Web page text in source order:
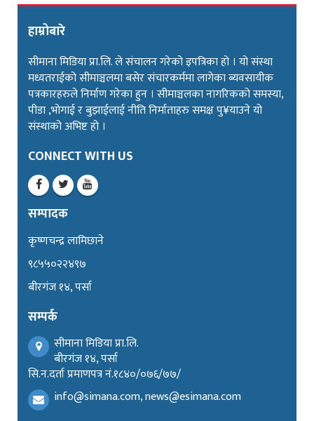
हाम्रोबारे
सीमाना मिडिया प्रा.लि. ले संचालन गरेको इपत्रिका हो । यो संस्था
मध्यतराईको सीमाञ्चलमा बसेर संचारकर्ममा लागेका ब्यवसायीक
पत्रकारहरुले निर्माण गरेका हुन । सीमाञ्चलका नागरिकको समस्या,
पीडा ,भोगाई र बुझाईलाई नीति निर्माताहरु समक्ष पु¥याउने यो
संस्थाको अभिष्ट हो ।
CONNECT WITH US
सम्पादक
कृष्णचन्द्र लामिछाने
९८५५०२२४९७
बीरगंज १४, पर्सा
सम्पर्क
सीमाना मिडिया प्रा.लि.
बीरगंज १४, पर्सा
सि.न.दर्ता प्रमाणपत्र नं.१८४०/०७६/७७/
info@simana.com, news@esimana.com